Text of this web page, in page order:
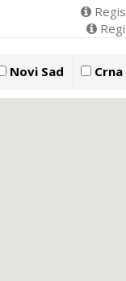
Novi Sad